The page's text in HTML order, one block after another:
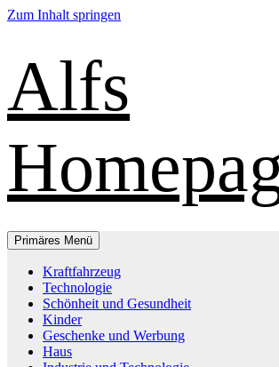
Zum Inhalt springen
Alfs
Primäres Menü
Kraftfahrzeug
Technologie
Schönheit und Gesundheit
Kinder
Geschenke und Werbung
Haus